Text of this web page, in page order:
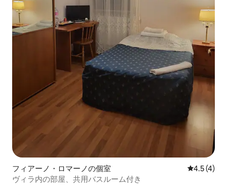
フィアーノ・ロマーノの個室 レビュー4
4.5 (4)
ヴィラ内の部屋、共用バスルーム付き